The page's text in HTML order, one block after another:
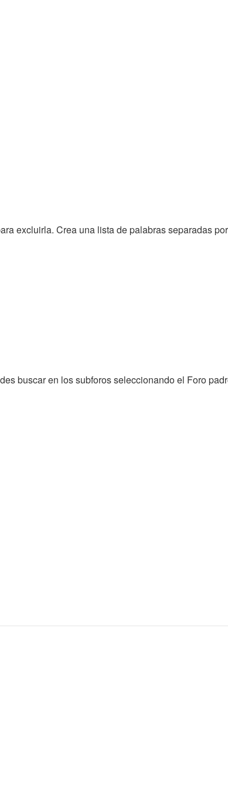
excluirla. Crea una lista de palabras separadas por
buscar en los subforos seleccionando el Foro